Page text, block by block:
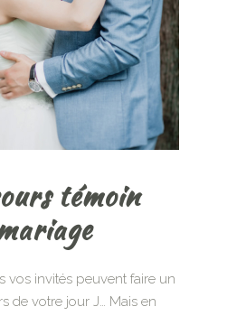
témoin
vos invités peuvent faire un
de votre jour J… Mais en